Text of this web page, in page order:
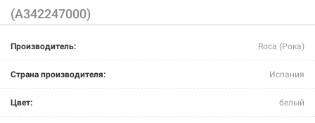
(A342247000)
Производитель: Roca (Рока)
Страна производителя: Испания
Цвет: белый